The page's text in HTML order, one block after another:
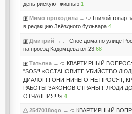
день рискуют жизнью 1
Мимо проходила→
Гнилой товар
в редакцию Звёздного бульвара 4
Дмитрий →
Снос дома по улице
на проезд Кадомцева вл.23 68
Татьяна→
КВАРТИРНЫЙ ВОПРОС:
"SOS"! «ОСТАНОВИТЕ УБИЙСТВО
ДИАЛОГ!!! ОНИ НИЧЕГО НЕ ПРОСЯТ,
РАБОТЫ ЗАКОНОВ СТРАНЫ!!! ЛЮДИ
ОТЧАЯНИЯ!!!» 4
2547018ogo →
КВАРТИРНЫЙ